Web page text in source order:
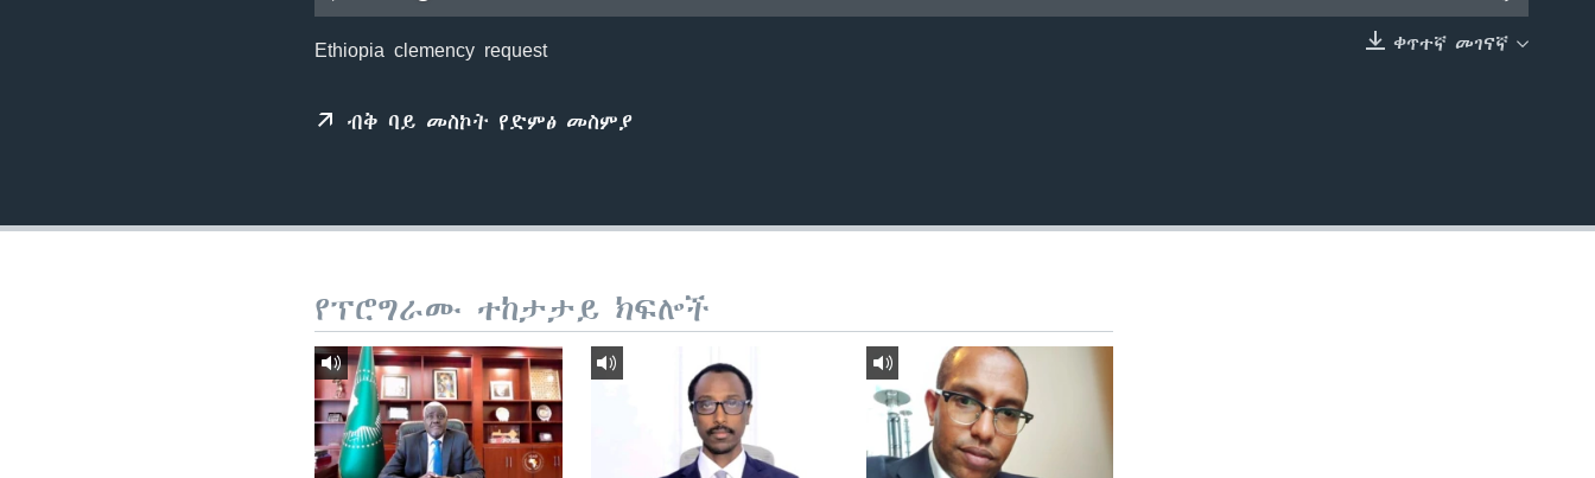
ቀጥተኛ መገናኛ
Ethiopia clemency request
ብቅ ባይ መስኮት የድምፅ መስምያ
የፕሮግራሙ ተከታታይ ክፍሎች